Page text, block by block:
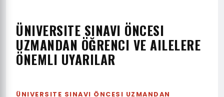
ÜNIVERSITE SINAVI ÖNCESI
UZMANDAN ÖĞRENCI VE AILELERE
ÖNEMLI UYARILAR